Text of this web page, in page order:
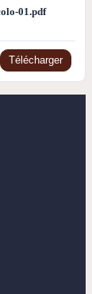
01.pdf
Télécharger